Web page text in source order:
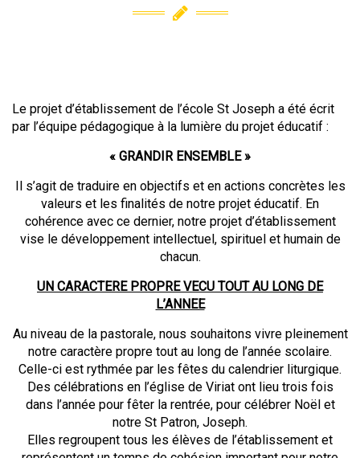
Le projet d’établissement de l’école St Joseph a été écrit
par l’équipe pédagogique à la lumière du projet éducatif :
« GRANDIR ENSEMBLE »
Il s’agit de traduire en objectifs et en actions concrètes les
valeurs et les finalités de notre projet éducatif. En
cohérence avec ce dernier, notre projet d’établissement
vise le développement intellectuel, spirituel et humain de
chacun.
UN CARACTERE PROPRE VECU TOUT AU LONG DE
L’ANNEE
Au niveau de la pastorale, nous souhaitons vivre pleinement
notre caractère propre tout au long de l’année scolaire.
Celle-ci est rythmée par les fêtes du calendrier liturgique.
Des célébrations en l’église de Viriat ont lieu trois fois
dans l’année pour fêter la rentrée, pour célébrer Noël et
notre St Patron, Joseph.
Elles regroupent tous les élèves de l’établissement et